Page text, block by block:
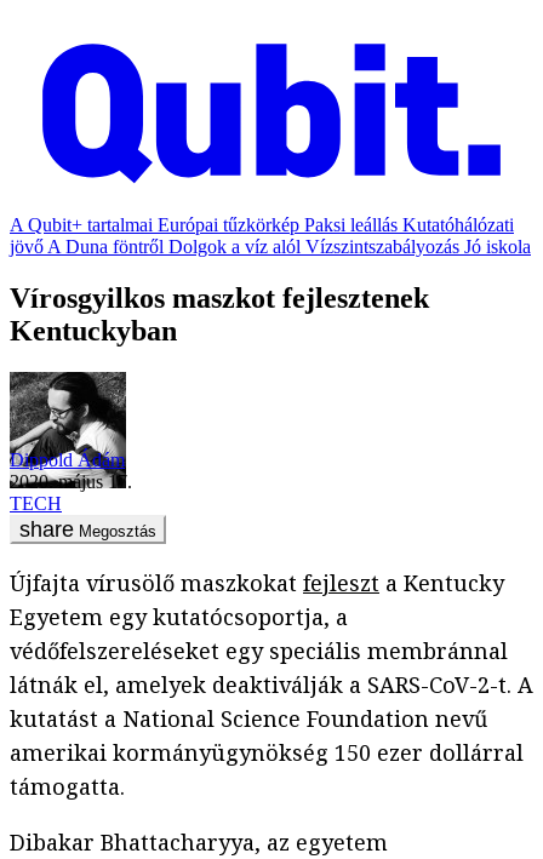
A Qubit+ tartalmai Európai tűzkörkép Paksi leállás Kutatóhálózati
jövő A Duna föntről Dolgok a víz alól Vízszintszabályozás Jó iskola
Vírosgyilkos maszkot fejlesztenek
Kentuckyban
Dippold Ádám
2020. május 17.
TECH
Megosztás
Újfajta vírusölő maszkokat fejleszt a Kentucky
Egyetem egy kutatócsoportja, a
védőfelszereléseket egy speciális membránnal
látnák el, amelyek deaktiválják a SARS-CoV-2-t. A
kutatást a National Science Foundation nevű
amerikai kormányügynökség 150 ezer dollárral
támogatta.
Dibakar Bhattacharyya, az egyetem